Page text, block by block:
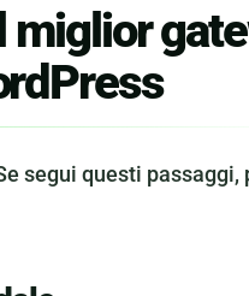
miglior
segui questi